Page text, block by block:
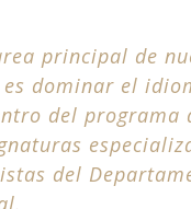
principal de
dominar el
del programa
del